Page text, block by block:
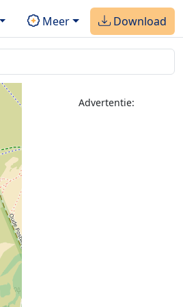
Meer Download
Advertentie: